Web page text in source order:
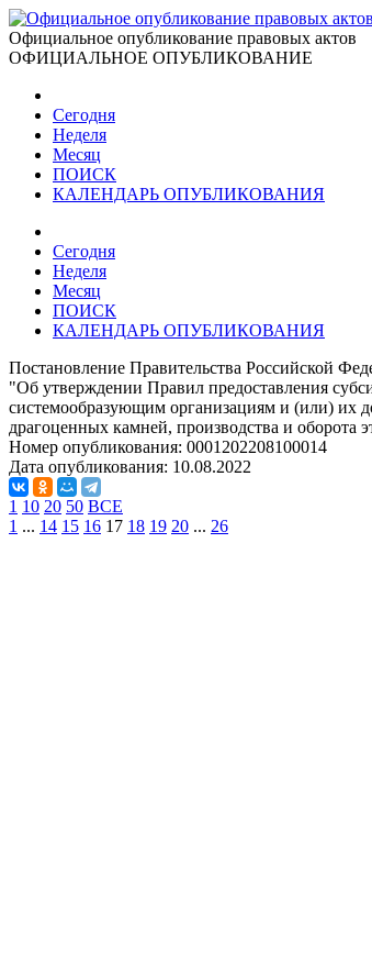
Официальное опубликование правовых актов
ОФИЦИАЛЬНОЕ ОПУБЛИКОВАНИЕ
Сегодня
Неделя
Месяц
ПОИСК
КАЛЕНДАРЬ ОПУБЛИКОВАНИЯ
Сегодня
Неделя
Месяц
ПОИСК
КАЛЕНДАРЬ ОПУБЛИКОВАНИЯ
Постановление Правительства Российской
"Об утверждении Правил предоставления
системообразующим организациям и (или) их
драгоценных камней, производства и оборота
Номер опубликования: 0001202208100014
Дата опубликования: 10.08.2022
1 10 20 50 ВСЕ
1 ... 14 15 16 17 18 19 20 ... 26